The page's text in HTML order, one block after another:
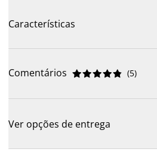
Características
Comentários 




 (5)
Ver opções de entrega